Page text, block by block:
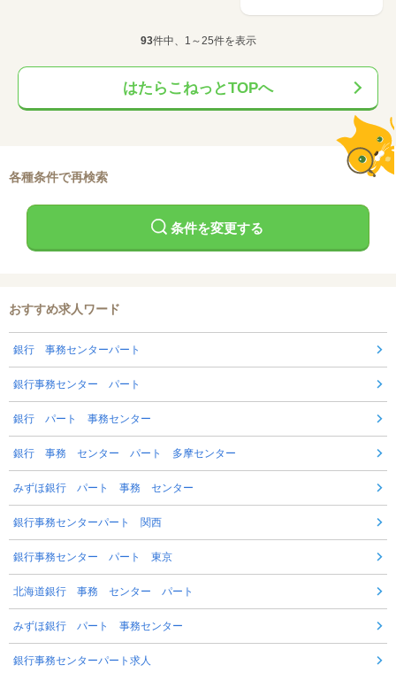
93件中、1～25件を表示
はたらこねっとTOPへ
各種条件で再検索
条件を変更する
おすすめ求人ワード
銀行 事務センターパート
銀行事務センター パート
銀行 パート 事務センター
銀行 事務 センター パート 多摩センター
みずほ銀行 パート 事務 センター
銀行事務センターパート 関西
銀行事務センター パート 東京
北海道銀行 事務 センター パート
みずほ銀行 パート 事務センター
銀行事務センターパート求人